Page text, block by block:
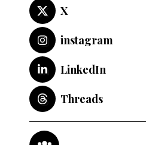
X
instagram
LinkedIn
Threads